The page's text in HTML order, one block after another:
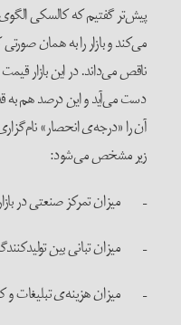
پیش‌تر گفتیم که کالسکی
می‌کند و بازار را به همان
ناقص می‌داند. در این بازار
دست می‌آید و این درصد هم به
آن را «درجه‌ی انحصار»
زیر مشخص می‌شود:
– میزان تمرکز صنعتی در
– میزان تبانی بین
– میزان هزینه‌ی تبلیغات